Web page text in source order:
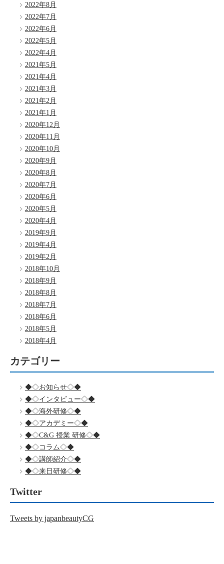
2022年8月
2022年7月
2022年6月
2022年5月
2022年4月
2021年5月
2021年4月
2021年3月
2021年2月
2021年1月
2020年12月
2020年11月
2020年10月
2020年9月
2020年8月
2020年7月
2020年6月
2020年5月
2020年4月
2019年9月
2019年4月
2019年2月
2018年10月
2018年9月
2018年8月
2018年7月
2018年6月
2018年5月
2018年4月
カテゴリー
◆◇お知らせ◇◆
◆◇インタビュー◇◆
◆◇海外研修◇◆
◆◇アカデミー◇◆
◆◇C&G 授業 研修◇◆
◆◇コラム◇◆
◆◇講師紹介◇◆
◆◇来日研修◇◆
Twitter
Tweets by japanbeautyCG